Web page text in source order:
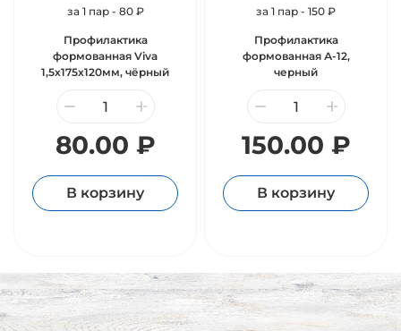
за 1 пар - 80 ₽
Профилактика
формованная Viva
1,5х175х120мм, чёрный
80.00 ₽
В корзину
за 1 пар - 150 ₽
Профилактика
формованная А-12,
черный
150.00 ₽
В корзину